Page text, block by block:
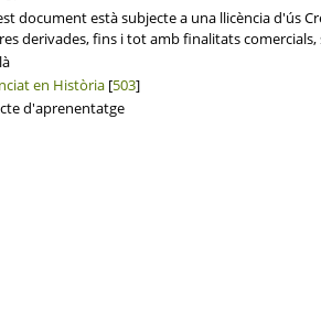
document està subjecte a una llicència d'ús
derivades, fins i tot amb finalitats
en Història[503]
d'aprenentatge